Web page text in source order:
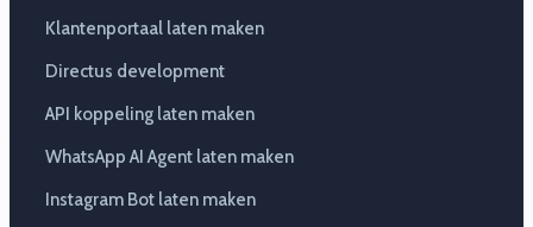
Klantenportaal laten maken
Directus development
API koppeling laten maken
WhatsApp AI Agent laten maken
Instagram Bot laten maken